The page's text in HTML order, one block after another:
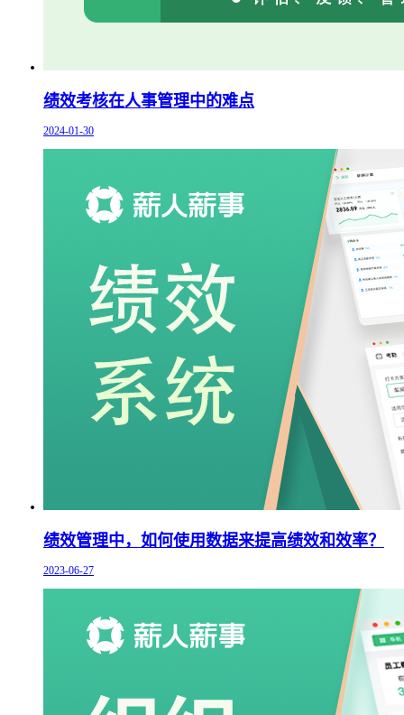
绩效考核在人事管理中的难点
2024-01-30
绩效管理中，如何使用数据来提高绩效和效率？
2023-06-27